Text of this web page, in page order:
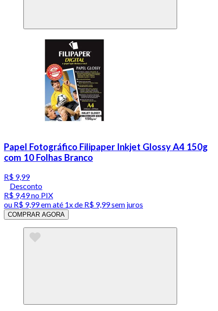
Papel Fotográfico Filipaper Inkjet Glossy A4 150g
com 10 Folhas Branco
R$ 9,99
Desconto
R$ 9,49no PIX
ou R$ 9,99em até 1x de R$ 9,99sem juros
COMPRAR AGORA